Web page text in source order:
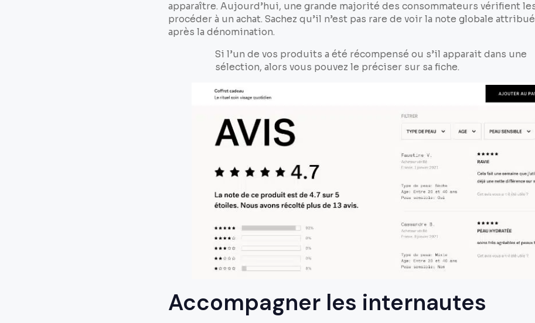
apparaître. Aujourd’hui, une grande majorité des consommateurs vérifient
procéder à un achat. Sachez qu’il n’est pas rare de voir la note globale
après la dénomination.
Si l’un de vos produits a été récompensé ou s’il apparait dans une
sélection, alors vous pouvez le préciser sur sa fiche.
Accompagner les internautes